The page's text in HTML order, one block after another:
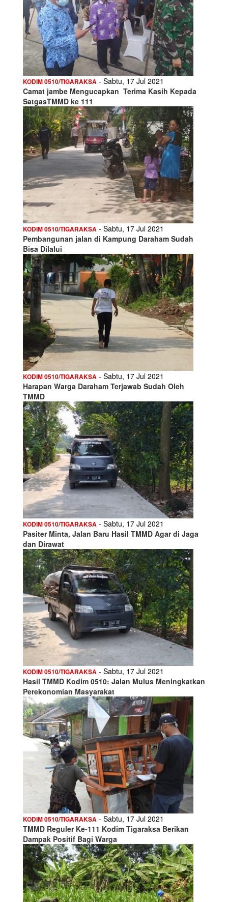
KODIM 0510/TIGARAKSA - Sabtu, 17 Jul 2021
Camat jambe Mengucapkan Terima Kasih Kepada
SatgasTMMD ke 111
KODIM 0510/TIGARAKSA - Sabtu, 17 Jul 2021
Pembangunan jalan di Kampung Daraham Sudah
Bisa Dilalui
KODIM 0510/TIGARAKSA - Sabtu, 17 Jul 2021
Harapan Warga Daraham Terjawab Sudah Oleh
TMMD
KODIM 0510/TIGARAKSA - Sabtu, 17 Jul 2021
Pasiter Minta, Jalan Baru Hasil TMMD Agar di Jaga
dan Dirawat
KODIM 0510/TIGARAKSA - Sabtu, 17 Jul 2021
Hasil TMMD Kodim 0510: Jalan Mulus Meningkatkan
Perekonomian Masyarakat
KODIM 0510/TIGARAKSA - Sabtu, 17 Jul 2021
TMMD Reguler Ke-111 Kodim Tigaraksa Berikan
Dampak Positif Bagi Warga